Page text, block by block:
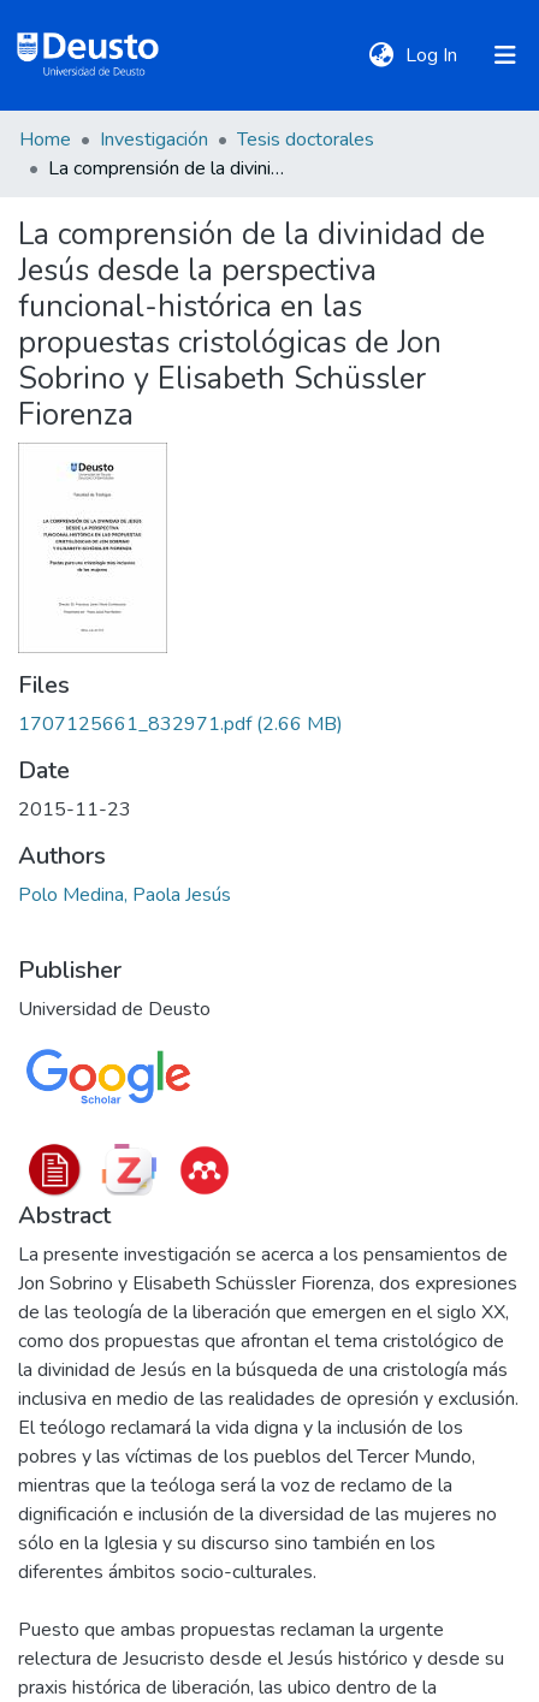
Log In (current)
DeustoTeka
Communities
&
Collections
All of DSpace
Statistics
Policies
Home Investigación
Tesis doctorales
La comprensión de la divinidad de Jesús desde la perspectiva funcional-histórica en las propuestas cristológicas de Jon Sobrino y Elisabeth Schüssler Fiorenza
La comprensión de la divinidad de
Jesús desde la perspectiva
funcional-histórica en las
propuestas cristológicas de Jon
Sobrino y Elisabeth Schüssler
Fiorenza
Files
1707125661_832971.pdf(2.66 MB)
Date
2015-11-23
Authors
Polo Medina, Paola Jesús
Publisher
Universidad de Deusto
Abstract
La presente investigación se acerca a los pensamientos de
Jon Sobrino y Elisabeth Schüssler Fiorenza, dos expresiones
de las teología de la liberación que emergen en el siglo XX,
como dos propuestas que afrontan el tema cristológico de
la divinidad de Jesús en la búsqueda de una cristología más
inclusiva en medio de las realidades de opresión y exclusión.
El teólogo reclamará la vida digna y la inclusión de los
pobres y las víctimas de los pueblos del Tercer Mundo,
mientras que la teóloga será la voz de reclamo de la
dignificación e inclusión de la diversidad de las mujeres no
sólo en la Iglesia y su discurso sino también en los
diferentes ámbitos socio-culturales.
Puesto que ambas propuestas reclaman la urgente
relectura de Jesucristo desde el Jesús histórico y desde su
praxis histórica de liberación, las ubico dentro de la